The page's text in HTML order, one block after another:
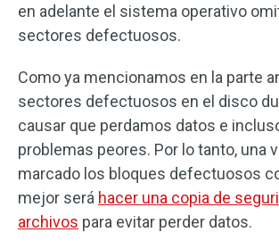
en adelante el sistema operativo
sectores defectuosos.
Como ya mencionamos en la parte
sectores defectuosos en el disco
causar que perdamos datos e
problemas peores. Por lo tanto, una
marcado los bloques defectuosos
mejor será hacer una copia de
archivos para evitar perder datos.